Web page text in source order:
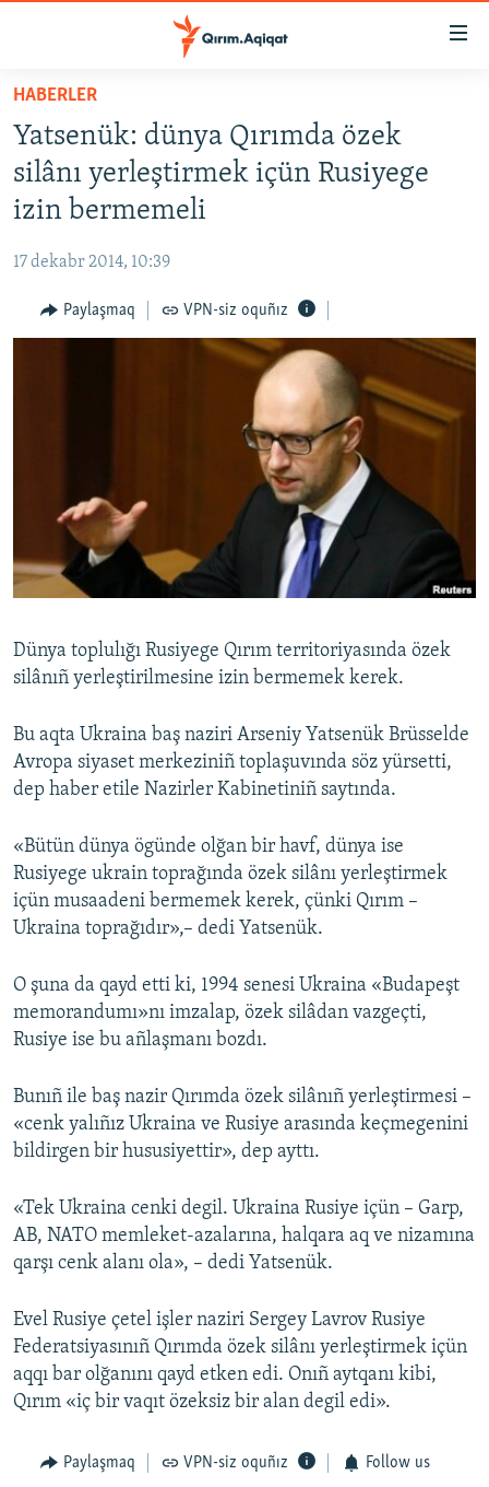
Esas
qaytmaq
Baş
navigatsiyağa
qaytmaq
Qıdıruvğa
SİYASET
İQTİSADİYAT
MEDENİYET
İNSAN AQLARI
Русский
Українською
RFE/RS bütün saytları
HABERLER
Yatsenük: dünya Qırımda özek
silânı yerleştirmek içün Rusiyege
izin bermemeli
17 dekabr 2014, 10:39
Paylaşmaq VPN-siz oquñız
Dünya toplulığı Rusiyege Qırım territoriyasında özek
silânıñ yerleştirilmesine izin bermemek kerek.
Bu aqta Ukraina baş naziri Arseniy Yatsenük Brüsselde
Avropa siyaset merkeziniñ toplaşuvında söz yürsetti,
dep haber etile Nazirler Kabinetiniñ saytında.
«Bütün dünya ögünde olğan bir havf, dünya ise
Rusiyege ukrain toprağında özek silânı yerleştirmek
içün musaadeni bermemek kerek, çünki Qırım –
Ukraina toprağıdır»,– dedi Yatsenük.
O şuna da qayd etti ki, 1994 senesi Ukraina «Budapeşt
memorandumı»nı imzalap, özek silâdan vazgeçti,
Rusiye ise bu añlaşmanı bozdı.
Bunıñ ile baş nazir Qırımda özek silânıñ yerleştirmesi –
«cenk yalıñız Ukraina ve Rusiye arasında keçmegenini
bildirgen bir hususiyettir», dep ayttı.
«Tek Ukraina cenki degil. Ukraina Rusiye içün – Garp,
AB, NATO memleket-azalarına, halqara aq ve nizamına
qarşı cenk alanı ola», – dedi Yatsenük.
Evel Rusiye çetel işler naziri Sergey Lavrov Rusiye
Federatsiyasınıñ Qırımda özek silânı yerleştirmek içün
aqqı bar olğanını qayd etken edi. Onıñ aytqanı kibi,
Qırım «iç bir vaqıt özeksiz bir alan degil edi».
Paylaşmaq VPN-siz oquñız Follow us